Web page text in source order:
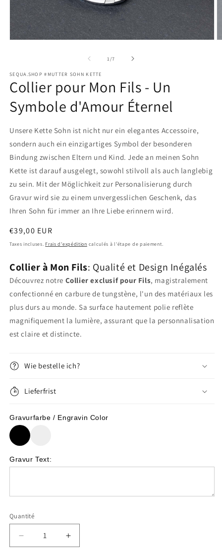
média
1
dans
une
fenêtre
modale
1/de
7
SEQUA.SHOP #MUTTER SOHN KETTE
Collier pour Mon Fils - Un
Symbole d'Amour Éternel
Unsere Kette Sohn ist nicht nur ein elegantes Accessoire,
sondern auch ein einzigartiges Symbol der besonderen
Bindung zwischen Eltern und Kind. Jede an meinen Sohn
Kette ist darauf ausgelegt, sowohl stilvoll als auch langlebig
zu sein. Mit der Möglichkeit zur Personalisierung durch
Gravur wird sie zu einem unvergesslichen Geschenk, das
Ihren Sohn für immer an Ihre Liebe erinnern wird.
Prix
habituel
€39,00 EUR
Taxes incluses. Frais d'expédition calculés à l'étape de paiement.
Collier à Mon Fils: Qualité et Design Inégalés
Découvrez notre Collier exclusif pour Fils, magistralement
confectionné en carbure de tungstène, l'un des matériaux les
plus durs au monde. Sa surface hautement polie reflète
magnifiquement la lumière, assurant que la personnalisation
est claire et distincte.
Wie bestelle ich?
Lieferfrist
Gravurfarbe / Engravin Color
Gravur Text:
Quantité